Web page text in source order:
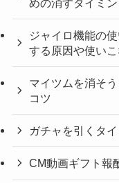
めの消すタイミ
ジャイロ機能の
する原因や使い
マイツムを消そ
コツ
ガチャを引くタ
CM動画ギフト報